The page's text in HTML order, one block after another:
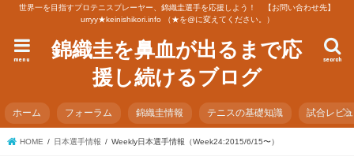
世界一を目指すプロテニスプレーヤー、錦織圭選手を応援しよう！ 【お問い合わせ先】
urryy★keinishikori.info （★を@に変えてください。）
錦織圭を鼻血が出るまで応
援し続けるブログ
search
menu
ホーム フォーラム 錦織圭情報 テニスの基礎知識 試合レビ
HOME 日本選手情報 Weekly日本選手情報（Week24:2015/6/15〜）